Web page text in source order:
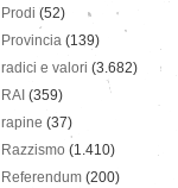
Prodi (52)
Provincia (139)
radici e valori (3.682)
RAI (359)
rapine (37)
Razzismo (1.410)
Referendum (200)